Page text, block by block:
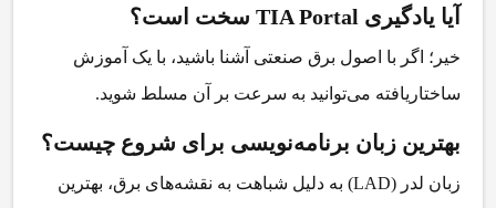
آیا یادگیری TIA Portal سخت است؟
خیر؛ اگر با اصول برق صنعتی آشنا باشید، با یک آموزش
ساختاریافته می‌توانید به سرعت بر آن مسلط شوید.
بهترین زبان برنامه‌نویسی برای شروع چیست؟
زبان لدر (LAD) به دلیل شباهت به نقشه‌های برق، بهترین